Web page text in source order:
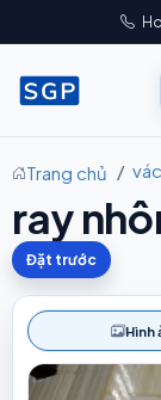
Trang chủ
ray
Đặt trước
Hình